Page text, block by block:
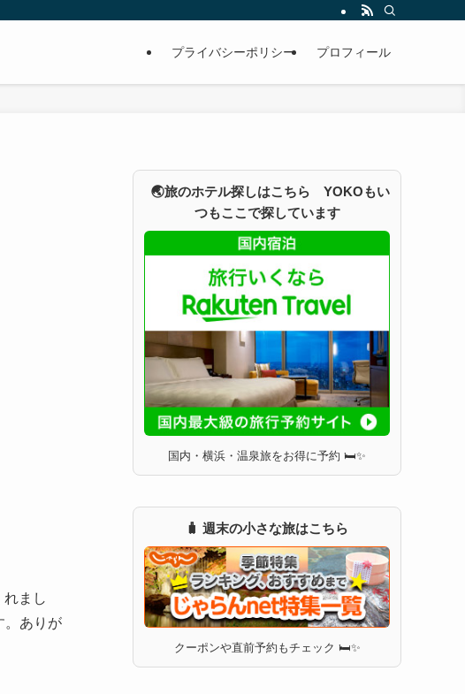
プライバシーポリシー プロフィール
まし
。ありが
🌏旅のホテル探しはこちら YOKOもい
つもここで探しています
国内・横浜・温泉旅をお得に予約 🛏✨
🧳 週末の小さな旅はこちら
クーポンや直前予約もチェック 🛏✨